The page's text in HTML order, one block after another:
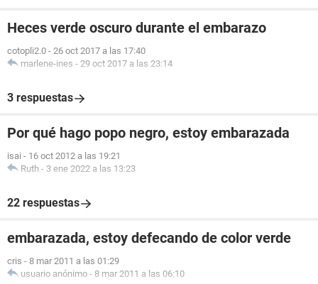
Heces verde oscuro durante el embarazo
cotopli2.0 - 26 oct 2017 a las 17:40
marlene-ines - 29 oct 2017 a las 23:14
3 respuestas
Por qué hago popo negro, estoy embarazada
isai - 16 oct 2012 a las 19:21
Ruth - 3 ene 2022 a las 13:23
22 respuestas
embarazada, estoy defecando de color verde
cris - 8 mar 2011 a las 01:29
usuario anónimo - 8 mar 2011 a las 06:10